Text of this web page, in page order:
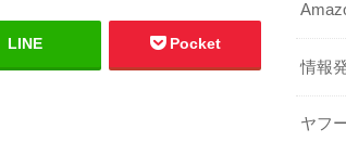
LINE Pocket
情報
ヤフ